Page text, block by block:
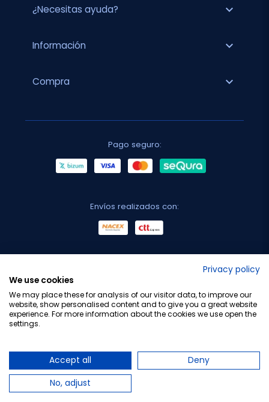
¿Necesitas ayuda? expand_more
Información expand_more
Compra expand_more
Pago seguro:
Envíos realizados con:
Privacy policy
We use cookies
We may place these for analysis of our visitor data, to improve our
website, show personalised content and to give you a great website
experience. For more information about the cookies we use open the
settings.
Accept all
Deny
No, adjust